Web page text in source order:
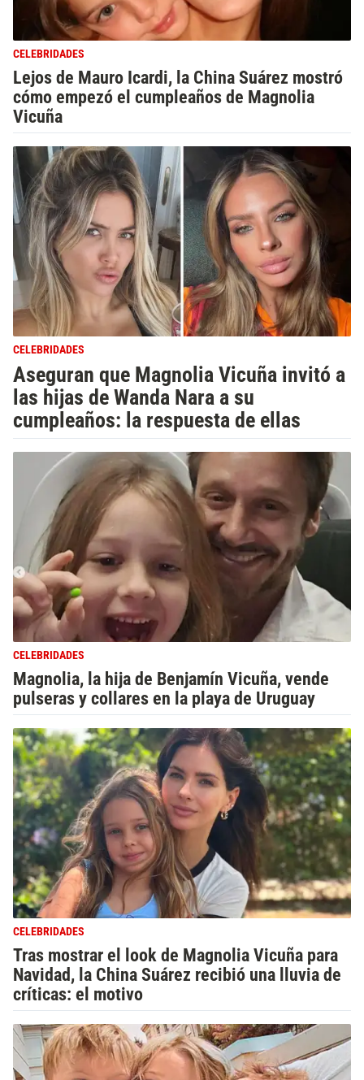
CELEBRIDADES
Lejos de Mauro Icardi, la China Suárez mostró
cómo empezó el cumpleaños de Magnolia
Vicuña
CELEBRIDADES
Aseguran que Magnolia Vicuña invitó a
las hijas de Wanda Nara a su
cumpleaños: la respuesta de ellas
CELEBRIDADES
Magnolia, la hija de Benjamín Vicuña, vende
pulseras y collares en la playa de Uruguay
CELEBRIDADES
Tras mostrar el look de Magnolia Vicuña para
Navidad, la China Suárez recibió una lluvia de
críticas: el motivo